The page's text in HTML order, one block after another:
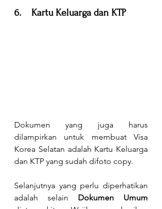
6.    Kartu Keluarga dan KTP
Dokumen yang juga harus
dilampirkan untuk membuat Visa
Korea Selatan adalah Kartu Keluarga
dan KTP yang sudah difoto copy.
Selanjutnya yang perlu diperhatikan
adalah selain Dokumen Umum